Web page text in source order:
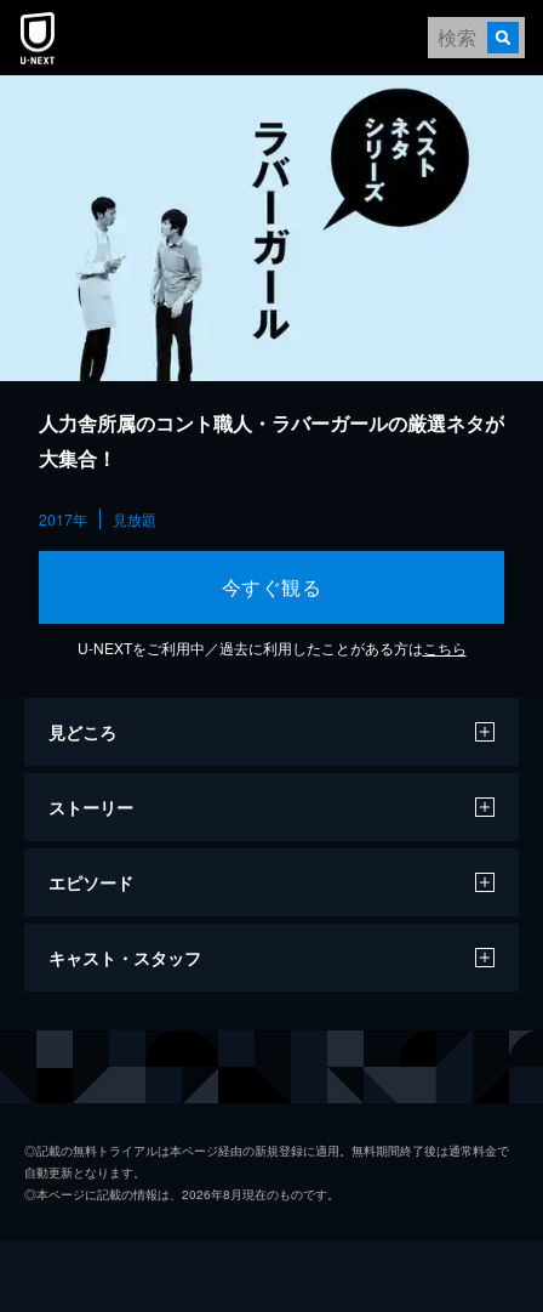
本文へスキップ
人力舎所属のコント職人・ラバーガールの厳選ネタが
大集合！
2017年 見放題
今すぐ観る
U-NEXTをご利用中／過去に利用したことがある方は こちら
見どころ
ストーリー
エピソード
ベストネタシリーズ ラバーガール
キャスト・スタッフ
◎記載の無料トライアルは本ページ経由の新規登録に適用。無料期間終了後は通常料金で
自動更新となります。
◎本ページに記載の情報は、2026年8月現在のものです。